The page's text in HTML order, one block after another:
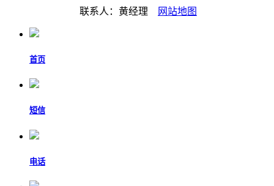
联系人：黄经理 网站地图
首页
短信
电话